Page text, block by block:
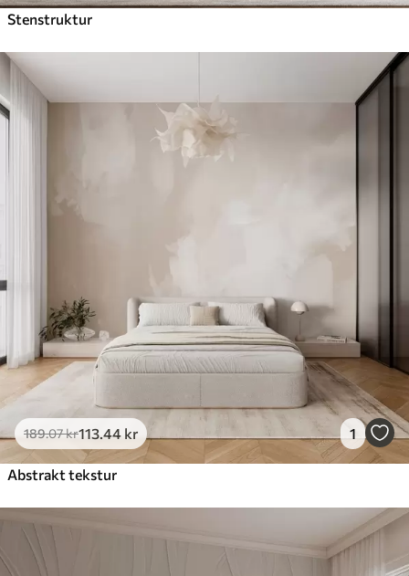
Stenstruktur
189.07kr113 .44 kr 1
Abstrakt tekstur